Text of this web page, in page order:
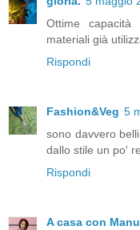
Ottime capacità
materiali già
Rispondi
Fashion&Veg 5
sono davvero
dallo stile un po'
Rispondi
A casa con Manu